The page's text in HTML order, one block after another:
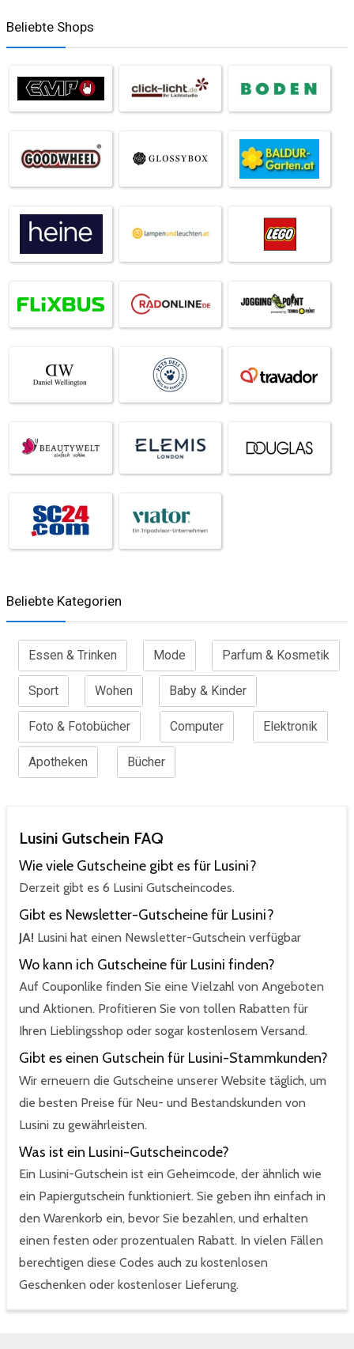
Beliebte Shops
Beliebte Kategorien
Essen & Trinken Mode Parfum & Kosmetik
Sport Wohen Baby & Kinder
Foto & Fotobücher Computer Elektronik
Apotheken Bücher
Lusini Gutschein FAQ
Wie viele Gutscheine gibt es für Lusini?
Derzeit gibt es 6 Lusini Gutscheincodes.
Gibt es Newsletter-Gutscheine für Lusini?
JA! Lusini hat einen Newsletter-Gutschein verfügbar
Wo kann ich Gutscheine für Lusini finden?
Auf Couponlike finden Sie eine Vielzahl von Angeboten
und Aktionen. Profitieren Sie von tollen Rabatten für
Ihren Lieblingsshop oder sogar kostenlosem Versand.
Gibt es einen Gutschein für Lusini-Stammkunden?
Wir erneuern die Gutscheine unserer Website täglich, um
die besten Preise für Neu- und Bestandskunden von
Lusini zu gewährleisten.
Was ist ein Lusini-Gutscheincode?
Ein Lusini-Gutschein ist ein Geheimcode, der ähnlich wie
ein Papiergutschein funktioniert. Sie geben ihn einfach in
den Warenkorb ein, bevor Sie bezahlen, und erhalten
einen festen oder prozentualen Rabatt. In vielen Fällen
berechtigen diese Codes auch zu kostenlosen
Geschenken oder kostenloser Lieferung.